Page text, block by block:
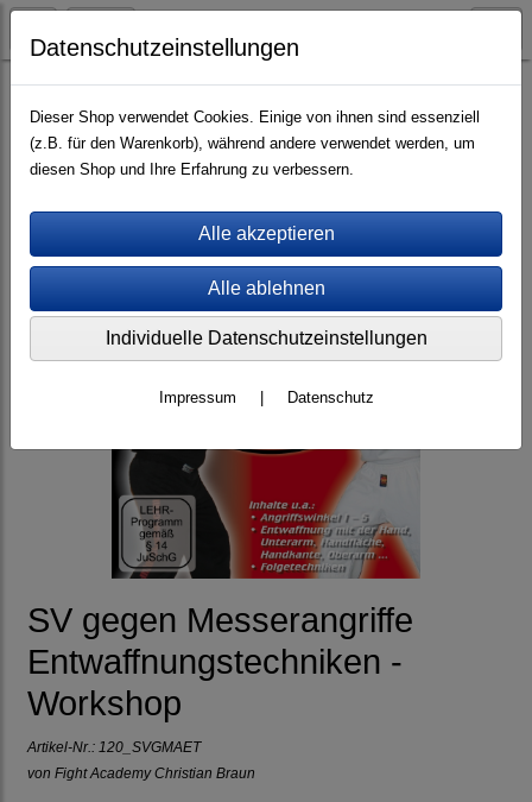
Videos (mp4) HD/SD-Videos (mp4) Messer
SV gegen Messerangriffe
Entwaffnungstechniken -
Workshop
Artikel-Nr.: 120_SVGMAET
von Fight Academy Christian Braun
Datenschutzeinstellungen
Dieser Shop verwendet Cookies. Einige von ihnen sind essenziell
(z.B. für den Warenkorb), während andere verwendet werden, um
diesen Shop und Ihre Erfahrung zu verbessern.
Individuelle Datenschutzeinstellungen
Impressum Datenschutz